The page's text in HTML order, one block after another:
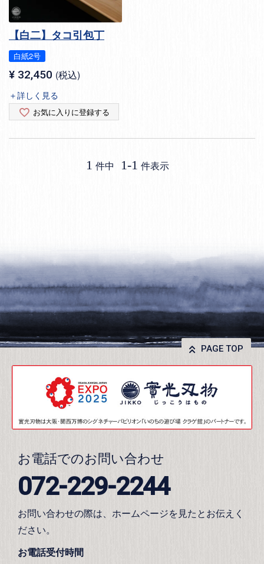
【白二】タコ引包丁
白紙2号
¥ 32,450 税込
＋詳しく見る
お気に入りに登録する
1 件中 1-1 件表示
PAGE TOP
お電話でのお問い合わせ
072-229-2244
お問い合わせの際は、ホームページを見たとお伝えく
ださい。
お電話受付時間